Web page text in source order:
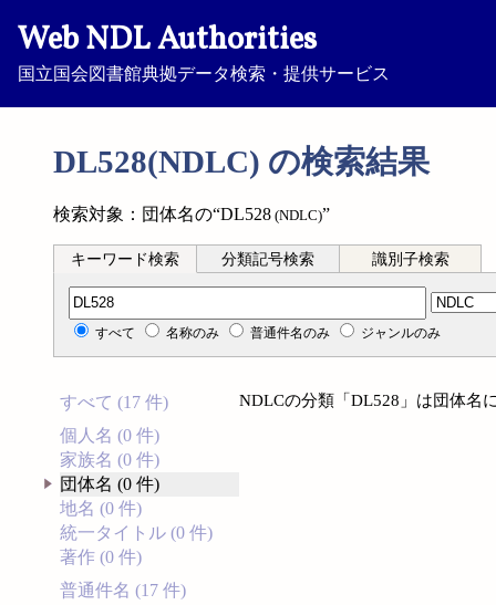
Web NDL Authorities
国立国会図書館典拠データ検索・提供サービス
DL528(NDLC) の検索結果
検索対象：団体名の“DL528 (NDLC)”
キーワード検索 分類記号検索 識別子検索
分類記号検索
すべて 名称のみ 普通件名のみ ジャンルのみ
すべて (17 件)
個人名 (0 件)
家族名 (0 件)
団体名 (0 件)
地名 (0 件)
統一タイトル (0 件)
著作 (0 件)
普通件名 (17 件)
NDLCの分類「DL528」は団体名